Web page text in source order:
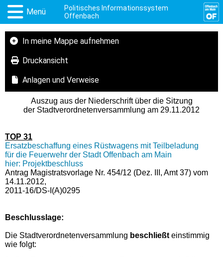
Menü
Politisches Informationssystem
Offenbach
In meine Mappe aufnehmen
Druckansicht
Anlagen und Verweise
Auszug aus der Niederschrift über die Sitzung
der Stadtverordnetenversammlung am 29.11.2012
TOP 31
Ersatzbeschaffung eines Rüstwagens mit Teilbeladung
für die Feuerwehr der Stadt Offenbach am Main
hier: Projektbeschluss
Antrag Magistratsvorlage Nr. 454/12 (Dez. III, Amt 37) vom
14.11.2012,
2011-16/DS-I(A)0295
Beschlusslage:
Die Stadtverordnetenversammlung beschließt einstimmig
wie folgt: